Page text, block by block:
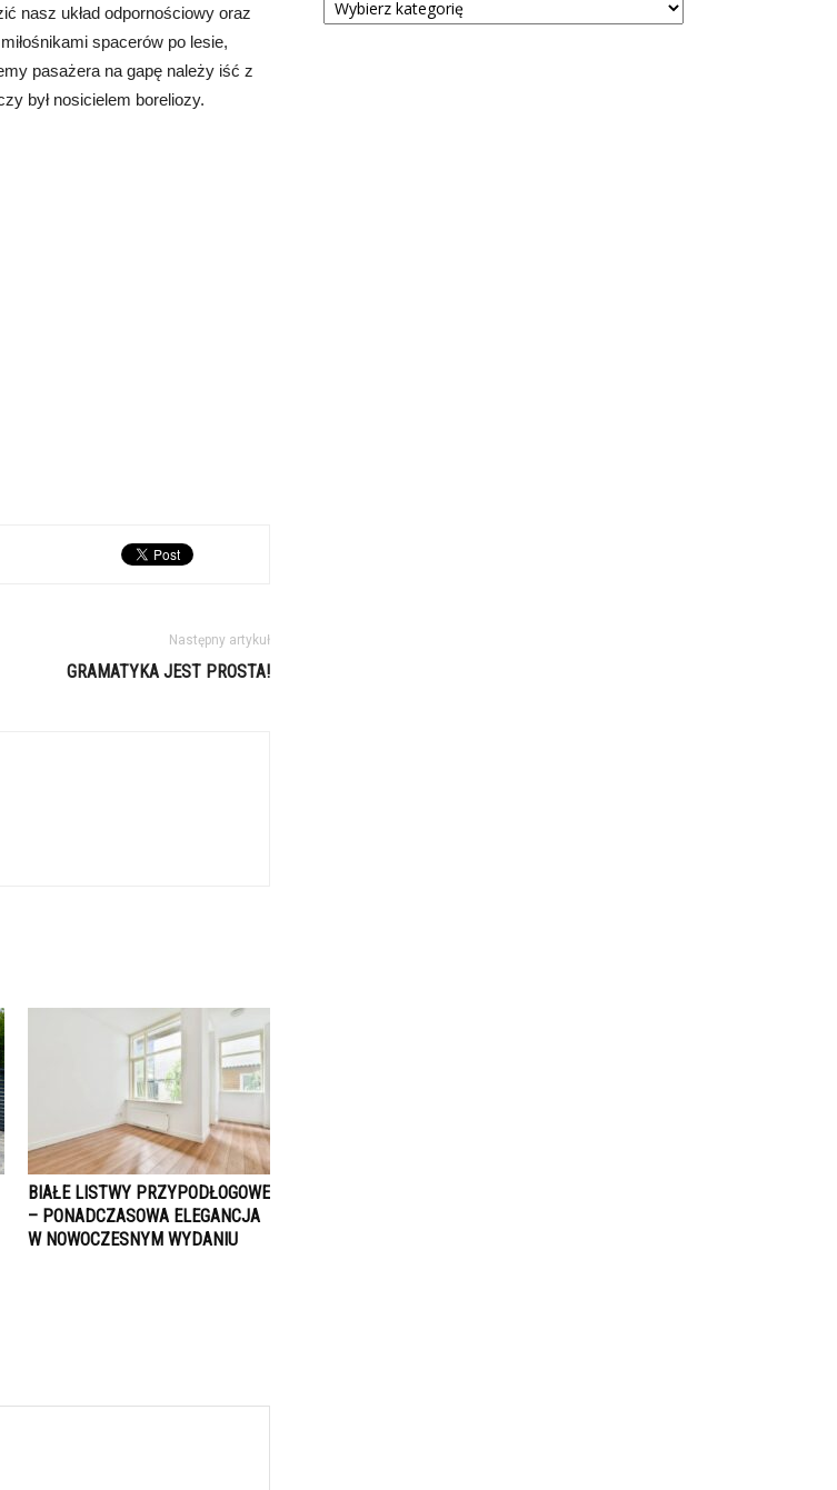
nasz układ odpornościowy oraz
spacerów po lesie,
pasażera na gapę należy iść z
był nosicielem boreliozy.
Następny artykuł
GRAMATYKA JEST PROSTA!
BIAŁE LISTWY PRZYPODŁOGOWE
– PONADCZASOWA ELEGANCJA
W NOWOCZESNYM WYDANIU